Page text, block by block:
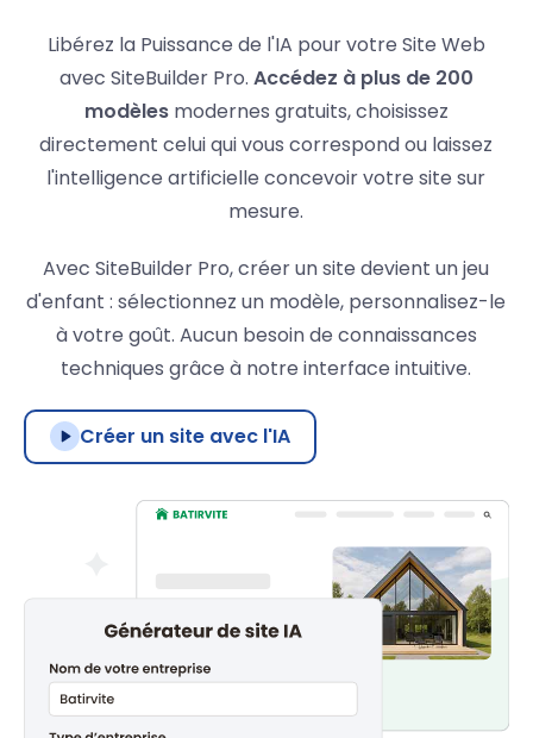
Libérez la Puissance de l'IA pour votre Site Web
avec SiteBuilder Pro. Accédez à plus de 200
modèlesmodernes gratuits, choisissez
directement celui qui vous correspond ou laissez
l'intelligence artificielle concevoir votre site sur
mesure.
Avec SiteBuilder Pro, créer un site devient un jeu
d'enfant : sélectionnez un modèle, personnalisez-le
à votre goût. Aucun besoin de connaissances
techniques grâce à notre interface intuitive.
Créer un site avec l'IA